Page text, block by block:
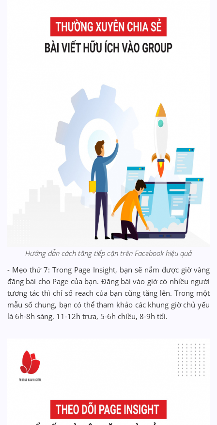
Hướng dẫn cách tăng tiếp cận trên Facebook hiệu quả
- Mẹo thứ 7: Trong Page Insight, bạn sẽ nắm được giờ vàng
đăng bài cho Page của bạn. Đăng bài vào giờ có nhiều người
tương tác thì chỉ số reach của bạn cũng tăng lên. Trong một
mẫu số chung, bạn có thể tham khảo các khung giờ chủ yếu
là 6h-8h sáng, 11-12h trưa, 5-6h chiều, 8-9h tối.